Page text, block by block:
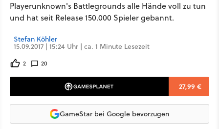
Playerunknown's Battlegrounds alle Hände voll zu tun
und hat seit Release 150.000 Spieler gebannt.
Stefan Köhler
15.09.2017 | 15:24 Uhr | ca. 1 Minute Lesezeit
2 20
27,99 €
GameStar bei Google bevorzugen